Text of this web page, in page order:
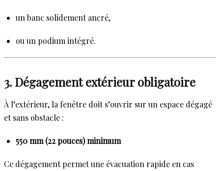
un banc solidement ancré,
ou un podium intégré.
3. Dégagement extérieur obligatoire
À l’extérieur, la fenêtre doit s’ouvrir sur un espace dégagé
et sans obstacle :
550 mm (22 pouces) minimum
Ce dégagement permet une évacuation rapide en cas